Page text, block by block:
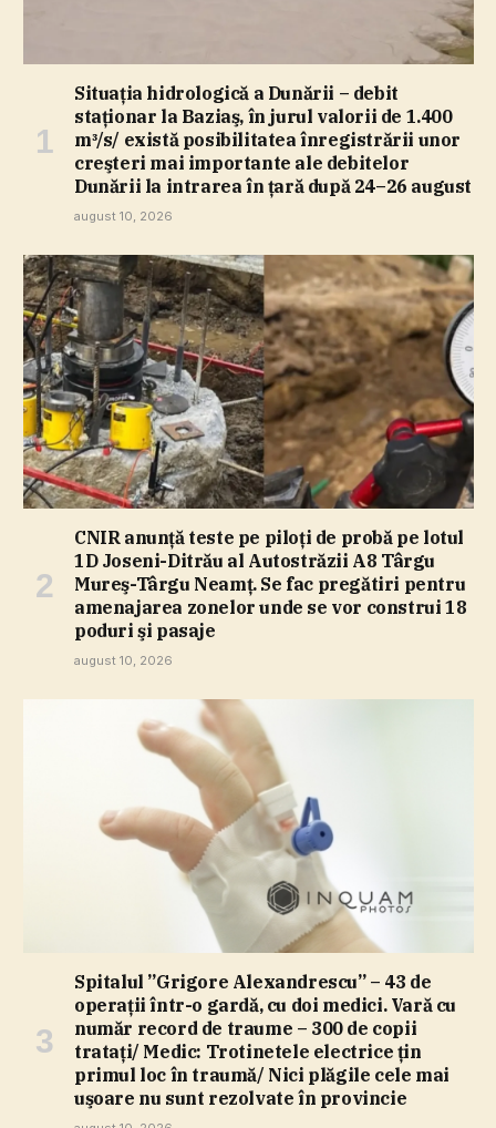
Situaţia hidrologică a Dunării – debit
staţionar la Baziaş, în jurul valorii de 1.400
m³/s/ există posibilitatea înregistrării unor
creşteri mai importante ale debitelor
Dunării la intrarea în ţară după 24–26 august
august 10, 2026
CNIR anunţă teste pe piloţi de probă pe lotul
1D Joseni-Ditrău al Autostrăzii A8 Târgu
Mureş-Târgu Neamţ. Se fac pregătiri pentru
amenajarea zonelor unde se vor construi 18
poduri şi pasaje
august 10, 2026
Spitalul ”Grigore Alexandrescu” – 43 de
operaţii într-o gardă, cu doi medici. Vară cu
număr record de traume – 300 de copii
trataţi/ Medic: Trotinetele electrice ţin
primul loc în traumă/ Nici plăgile cele mai
uşoare nu sunt rezolvate în provincie